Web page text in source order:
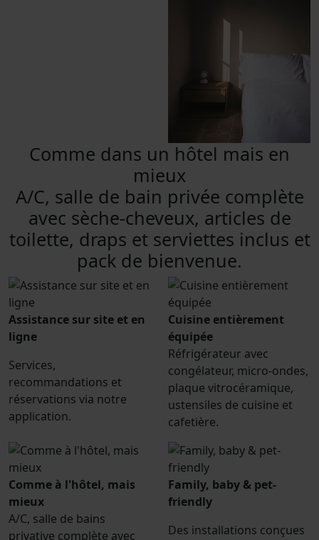
Comme dans un hôtel mais en
mieux
A/C, salle de bain privée complète
avec sèche-cheveux, articles de
toilette, draps et serviettes inclus et
pack de bienvenue.
Assistance sur site et en
ligne
Services,
recommandations et
réservations via notre
application.
Cuisine entièrement
équipée
Réfrigérateur avec
congélateur, micro-ondes,
plaque vitrocéramique,
ustensiles de cuisine et
cafetière.
Comme à l'hôtel, mais
mieux
A/C, salle de bains
privative complète avec
Family, baby & pet-
friendly
Des installations conçues